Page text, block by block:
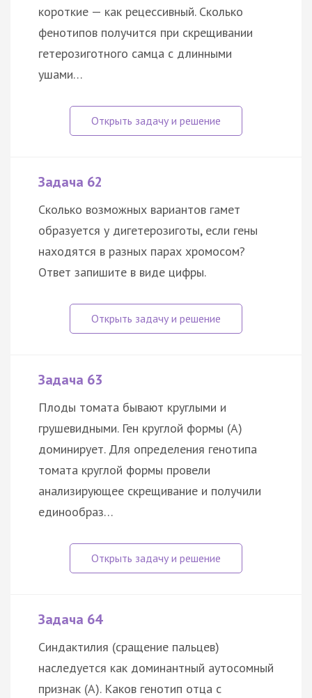
короткие — как рецессивный. Сколько
фенотипов получится при скрещивании
гетерозиготного самца с длинными
ушами…
Задача 62
Сколько возможных вариантов гамет
образуется у дигетерозиготы, если гены
находятся в разных парах хромосом?
Ответ запишите в виде цифры.
Задача 63
Плоды томата бывают круглыми и
грушевидными. Ген круглой формы (А)
доминирует. Для определения генотипа
томата круглой формы провели
анализирующее скрещивание и получили
единообраз…
Задача 64
Синдактилия (сращение пальцев)
наследуется как доминантный аутосомный
признак (А). Каков генотип отца с